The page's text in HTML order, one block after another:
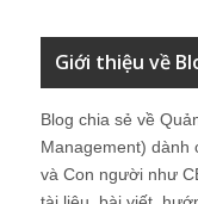
Giới thiệu về
Blog chia sẻ về
Management)
và Con người như